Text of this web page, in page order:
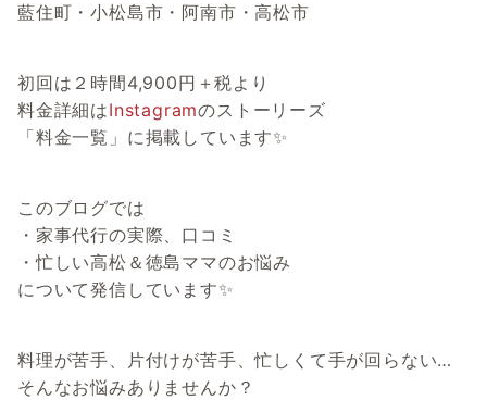
藍住町・小松島市・阿南市・高松市
初回は２時間4,900円＋税より
料金詳細はInstagramのストーリーズ
「料金一覧」に掲載しています✨
このブログでは
・家事代行の実際、口コミ
・忙しい高松＆徳島ママのお悩み
について発信しています✨
料理が苦手、片付けが苦手、忙しくて手が回らない…
そんなお悩みありませんか？